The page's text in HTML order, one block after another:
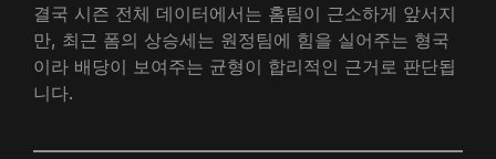
결국 시즌 전체 데이터에서는 홈팀이 근소하게 앞서지
만, 최근 폼의 상승세는 원정팀에 힘을 실어주는 형국
이라 배당이 보여주는 균형이 합리적인 근거로 판단됩
니다.